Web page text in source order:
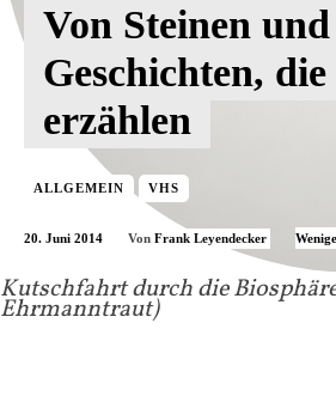
Kutschfahrt durch die
Ehrmanntraut)
Von Steinen
Geschichten, die
erzählen
ALLGEMEIN VHS
20. Juni 2014 Von Frank Leyendecker